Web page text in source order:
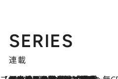
SERIES
連載